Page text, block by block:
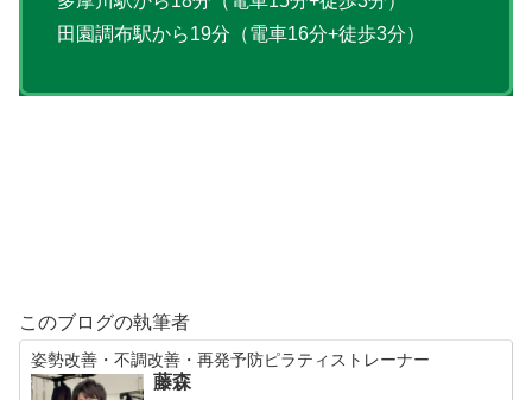
田園調布駅から19分（電車16分+徒歩3分）
このブログの執筆者
姿勢改善・不調改善・再発予防ピラティストレーナー
藤森